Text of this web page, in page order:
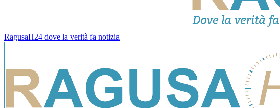
RagusaH24 dove la verità fa notizia